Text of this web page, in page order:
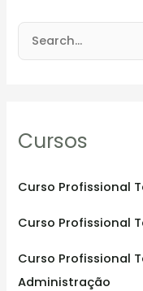
c
f
r
:
Cursos
Curso Profissional
Curso Profissional
Curso Profissional
Administração